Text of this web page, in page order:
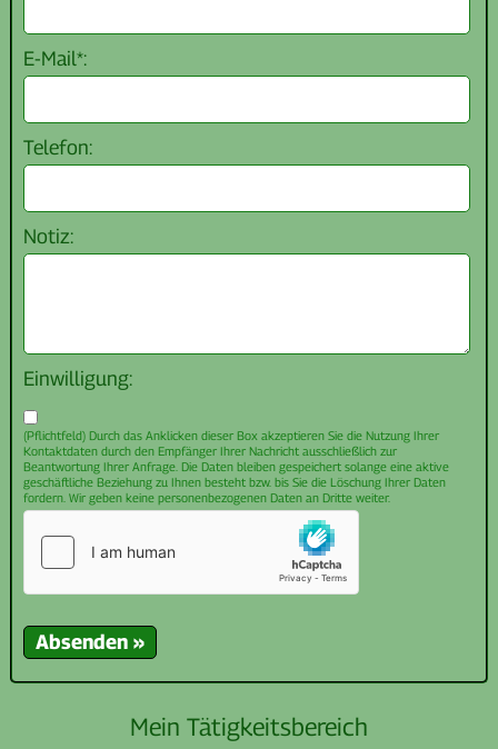
E-Mail*:
Telefon:
Notiz:
Einwilligung:
(Pflichtfeld) Durch das Anklicken dieser Box akzeptieren Sie die Nutzung Ihrer
Kontaktdaten durch den Empfänger Ihrer Nachricht ausschließlich zur
Beantwortung Ihrer Anfrage. Die Daten bleiben gespeichert solange eine aktive
geschäftliche Beziehung zu Ihnen besteht bzw. bis Sie die Löschung Ihrer Daten
fordern. Wir geben keine personenbezogenen Daten an Dritte weiter.
Mein Tätigkeitsbereich